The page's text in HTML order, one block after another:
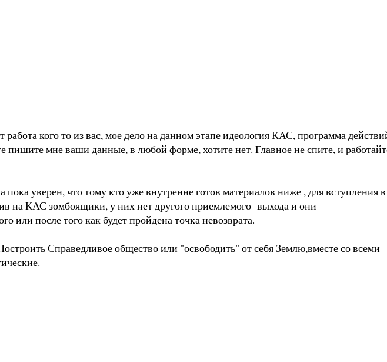
кого то из вас, мое дело на данном этапе идеология КАС, программа
мне ваши данные, в любой форме, хотите нет. Главное не спите, и
уверен, что тому кто уже внутренне готов материалов ниже , для вступления в
на КАС зомбоящики, у них нет другого приемлемого выхода и они
или после того как будет пройдена точка невозврата.
Справедливое общество или "освободить" от себя Землю,вместе со всеми